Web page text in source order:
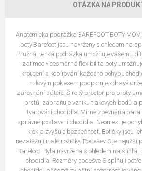
OTÁZKA NA
Anatomická podrážka BAREFOOT BOTY
boty Barefoot jsou navrženy s ohledem na
Pružná, tenká podrážka umožňuje vašemu
zatímco vícesměrná flexibilita boty
kroucení a kopírování každého pohybu
nulovým poklesem podporuje zdravé
zarovnání páteře. Široký prostor pro prsty
prstů, zabraňuje vzniku tlakových bodů a
tvarování chodidla. Mírně zpevněná
správné postavení chodidla. Neomezuje
krok a zvyšuje bezpečnost. Botičky jsou
nezatěžují malé nožičky. Podešev S je nejužší
Barefoot. Byla navržena s ohledem na štíhlá,
chodidla. Rozměry podešve S splňují